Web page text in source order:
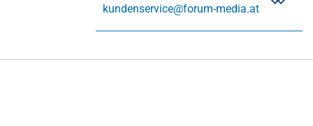
kundenservice@forum-media.at